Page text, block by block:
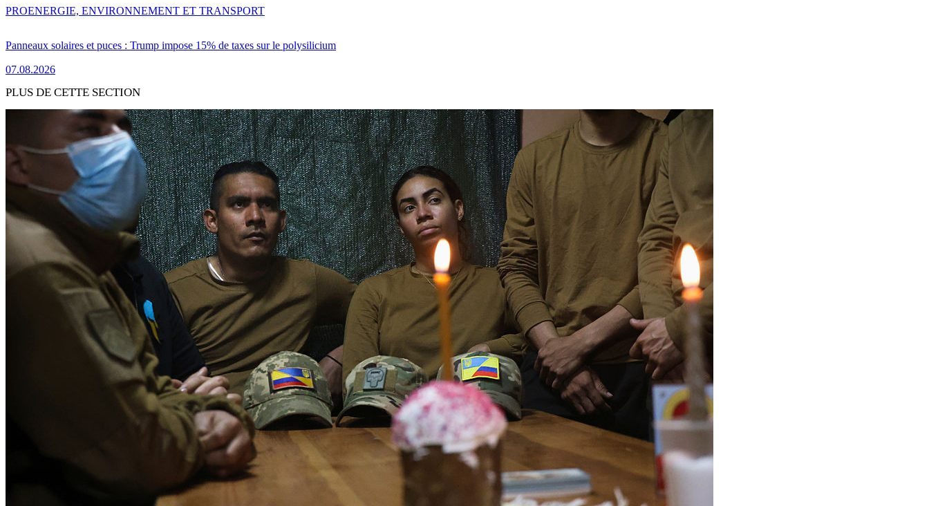
Panneaux solaires et puces : Trump impose 15% de taxes sur le polysilicium
07.08.2026
PROENERGIE, ENVIRONNEMENT ET TRANSPORT
PLUS DE CETTE SECTION